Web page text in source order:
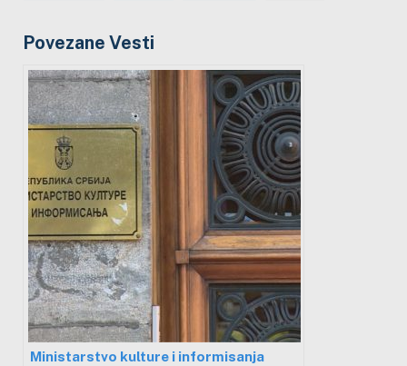
Povezane Vesti
Ministarstvo kulture i informisanja